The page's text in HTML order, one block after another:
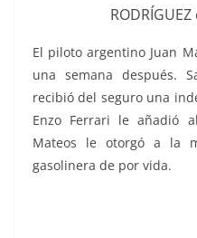
El piloto argentino Juan
una semana después.
recibió del seguro una
Enzo Ferrari le añadió
Mateos le otorgó a la
gasolinera de por vida.